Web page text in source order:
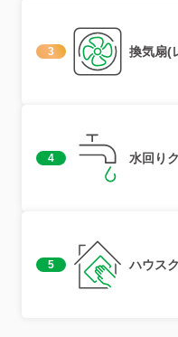
3 換気扇(
4 水回り
5 ハウス